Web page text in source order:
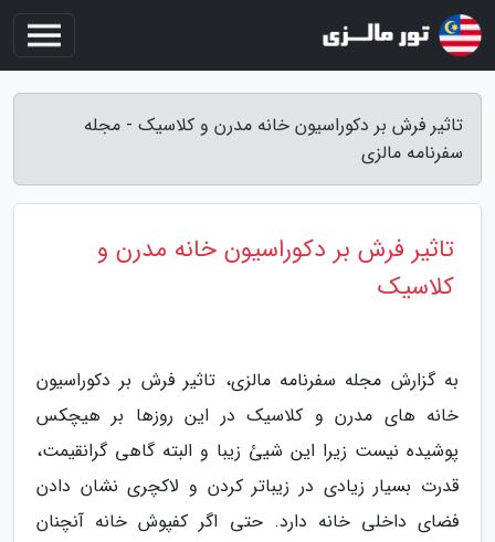
تاثیر فرش بر دکوراسیون خانه مدرن و کلاسیک - مجله
سفرنامه مالزی
تاثیر فرش بر دکوراسیون خانه مدرن و
کلاسیک
به گزارش مجله سفرنامه مالزی، تاثیر فرش بر دکوراسیون
خانه های مدرن و کلاسیک در این روزها بر هیچکس
پوشیده نیست زیرا این شیئ زیبا و البته گاهی گرانقیمت،
قدرت بسیار زیادی در زیباتر کردن و لاکچری نشان دادن
فضای داخلی خانه دارد. حتی اگر کفپوش خانه آنچنان